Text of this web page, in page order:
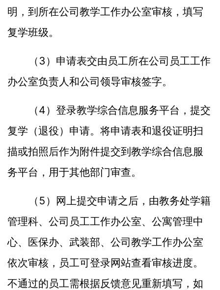
明，到所在公司教学工作办公室审核，填写
复学班级。
（3 ）申请表交由员工所在公司员工工作
办公室负责人和公司领导审核签字。
（4）登录教学综合信息服务平台，提交
复学（退役）申请。将申请表和退役证明扫
描或拍照后作为附件提交到教学综合信息服
务平台，用于其他部门审查。
（ 5 ）网上提交申请之后，由教务处学籍
管理科、公司员工工作办公室、公寓管理中
心、医保办、武装部、公司教学工作办公室
依次审核，员工可登录网站查看审核进度。
不通过的员工需根据反馈意见重新填写，如